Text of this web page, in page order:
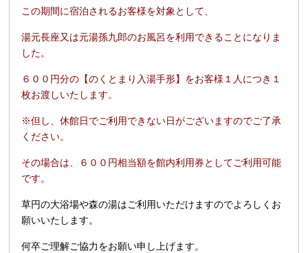
この期間に宿泊されるお客様を対象として、
湯元長座又は元湯孫九郎のお風呂を利用できることになりま
した。
６００円分の【のくとまり入湯手形】をお客様１人につき１
枚お渡しいたします。
※但し、休館日でご利用できない日がございますのでご了承
ください。
その場合は、６００円相当額を館内利用券としてご利用可能
です。
草円の大浴場や森の湯はご利用いただけますのでよろしくお
願いいたします。
何卒ご理解ご協力をお願い申し上げます。